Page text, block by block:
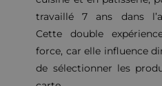
travaillé 7 ans dans
Cette double
force, car elle influence
de sélectionner les